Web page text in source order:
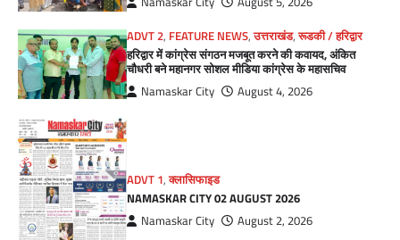
ADVT 2, FEATURE NEWS,उत्तराखंड,रूडकी / हरिद्वार
हरिद्वार में कांग्रेस संगठन मजबूत करने की कवायद, अंकित
चौधरी बने महानगर सोशल मीडिया कांग्रेस के महासचिव
Namaskar City August 4, 2026
ADVT 1,क्लासिफाइड
NAMASKAR CITY 02 AUGUST 2026
Namaskar City August 2, 2026